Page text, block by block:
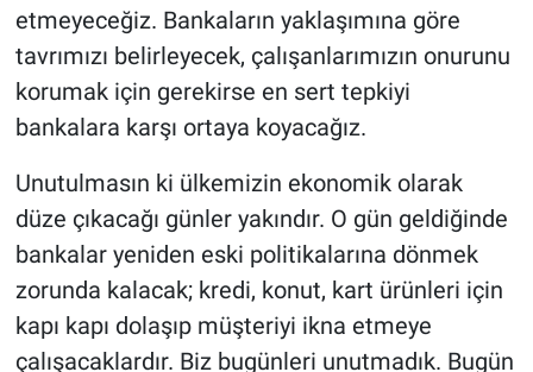
etmeyeceğiz. Bankaların yaklaşımına göre
tavrımızı belirleyecek, çalışanlarımızın onurunu
korumak için gerekirse en sert tepkiyi
bankalara karşı ortaya koyacağız.
Unutulmasın ki ülkemizin ekonomik olarak
düze çıkacağı günler yakındır. O gün geldiğinde
bankalar yeniden eski politikalarına dönmek
zorunda kalacak; kredi, konut, kart ürünleri için
kapı kapı dolaşıp müşteriyi ikna etmeye
çalışacaklardır. Biz bugünleri unutmadık. Bugün